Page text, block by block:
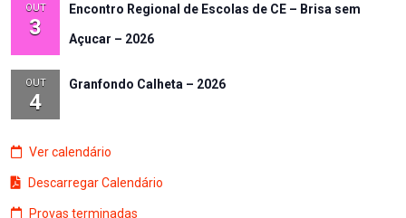
OUT
3
Encontro Regional de Escolas de CE – Brisa sem
Açucar – 2026
OUT
4
Granfondo Calheta – 2026
Ver calendário
Descarregar Calendário
Provas terminadas